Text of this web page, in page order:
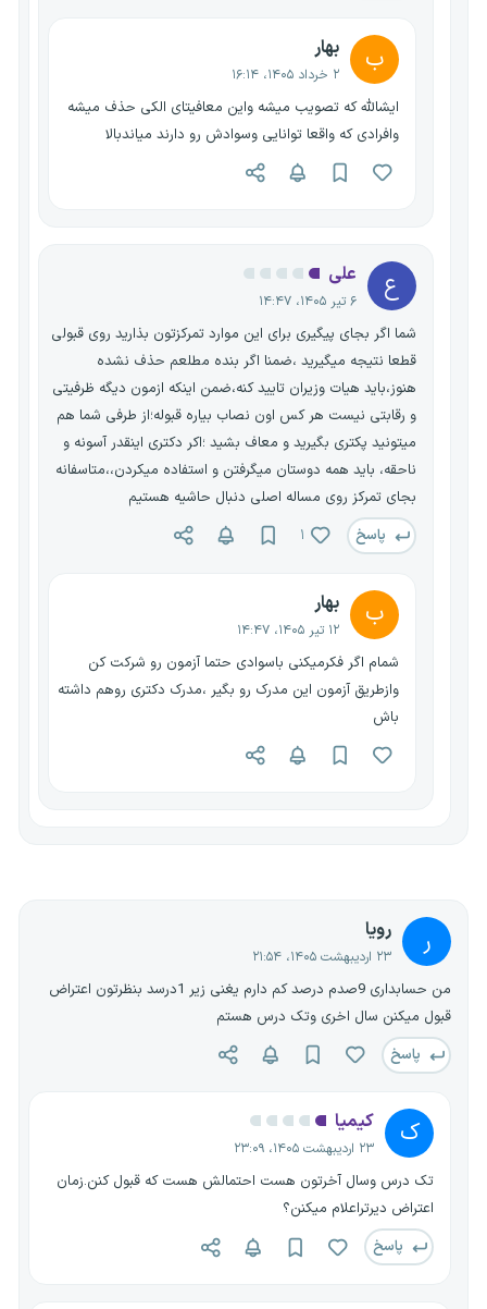
ب بهار
۲ خرداد ۱۴۰۵، ۱۶:۱۴
ایشالله که تصویب میشه واین معافیتای الکی حذف میشه
وافرادی که واقعا توانایی وسوادش رو دارند میاندبالا
ع علی
۶ تیر ۱۴۰۵، ۱۴:۴۷
شما اگر بجای پیگیری برای این موارد تمرکزتون بذارید روی قبولی
قطعا نتیجه میگیرید ،ضمنا اگر بنده مطلعم حذف نشده
هنوز،باید هیات وزیران تایید کنه،ضمن اینکه ازمون دیگه ظرفیتی
و رقابتی نیست هر کس اون نصاب بیاره قبوله؛از طرفی شما هم
میتونید پکتری بگیرید و معاف بشید ؛اکر دکتری اینقدر آسونه و
ناحقه، باید همه دوستان میگرفتن و استفاده میکردن،،متاسفانه
بجای تمرکز روی مساله اصلی دنبال حاشیه هستیم
پاسخ
۱
ب بهار
۱۲ تیر ۱۴۰۵، ۱۴:۴۷
شمام اگر فکرمیکنی باسوادی حتما آزمون رو شرکت کن
وازطریق آزمون این مدرک رو بگیر ،مدرک دکتری روهم داشته
باش
ر رویا
۲۳ اردیبهشت ۱۴۰۵، ۲۱:۵۴
من حسابداری 9صدم درصد کم دارم یغنی زیر 1درسد بنظرتون اعتراض
قبول میکنن سال اخری وتک درس هستم
پاسخ
ک کیمیا
۲۳ اردیبهشت ۱۴۰۵، ۲۳:۰۹
تک درس وسال آخرتون هست احتمالش هست که قبول کنن.زمان
اعتراض دیرتراعلام میکنن؟
پاسخ